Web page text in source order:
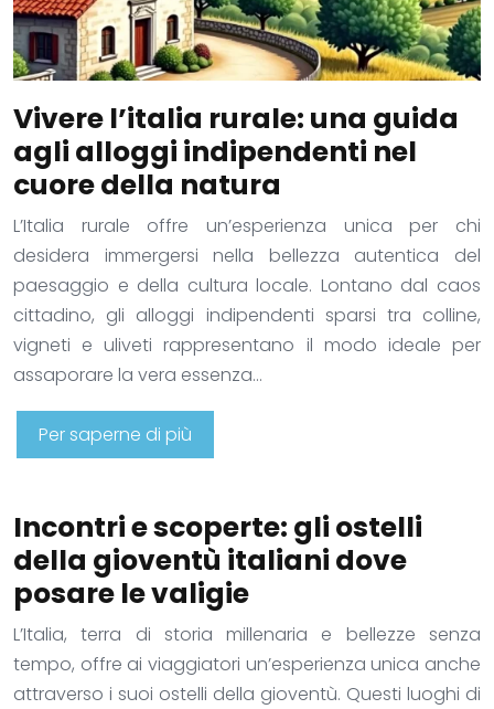
Vivere l’italia rurale: una guida
agli alloggi indipendenti nel
cuore della natura
L’Italia rurale offre un’esperienza unica per chi
desidera immergersi nella bellezza autentica del
paesaggio e della cultura locale. Lontano dal caos
cittadino, gli alloggi indipendenti sparsi tra colline,
vigneti e uliveti rappresentano il modo ideale per
assaporare la vera essenza…
Per saperne di più
Incontri e scoperte: gli ostelli
della gioventù italiani dove
posare le valigie
L’Italia, terra di storia millenaria e bellezze senza
tempo, offre ai viaggiatori un’esperienza unica anche
attraverso i suoi ostelli della gioventù. Questi luoghi di